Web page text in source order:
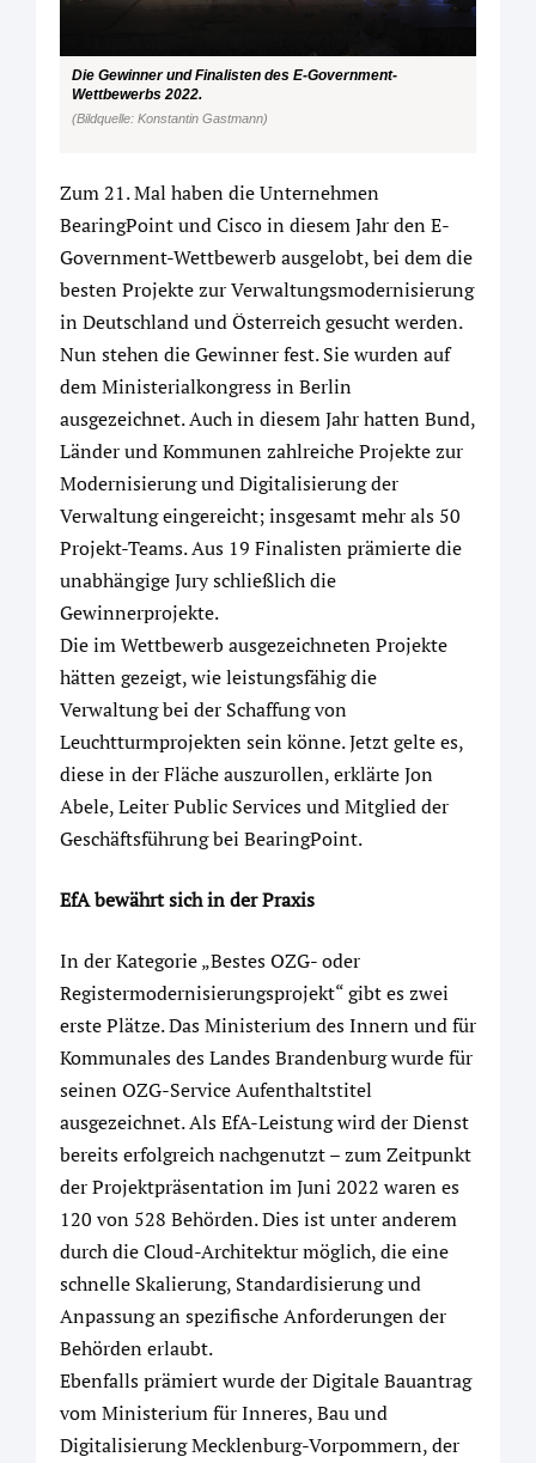
Die Gewinner und Finalisten des E-Government-
Wettbewerbs 2022.
(Bildquelle: Konstantin Gastmann)
Zum 21. Mal haben die Unternehmen
BearingPoint und Cisco in diesem Jahr den E-
Government-Wettbewerb ausgelobt, bei dem die
besten Projekte zur Verwaltungsmodernisierung
in Deutschland und Österreich gesucht werden.
Nun stehen die Gewinner fest. Sie wurden auf
dem Ministerialkongress in Berlin
ausgezeichnet. Auch in diesem Jahr hatten Bund,
Länder und Kommunen zahlreiche Projekte zur
Modernisierung und Digitalisierung der
Verwaltung eingereicht; insgesamt mehr als 50
Projekt-Teams. Aus 19 Finalisten prämierte die
unabhängige Jury schließlich die
Gewinnerprojekte.
Die im Wettbewerb ausgezeichneten Projekte
hätten gezeigt, wie leistungsfähig die
Verwaltung bei der Schaffung von
Leuchtturmprojekten sein könne. Jetzt gelte es,
diese in der Fläche auszurollen, erklärte Jon
Abele, Leiter Public Services und Mitglied der
Geschäftsführung bei BearingPoint.
EfA bewährt sich in der Praxis
In der Kategorie „Bestes OZG- oder
Registermodernisierungsprojekt“ gibt es zwei
erste Plätze. Das Ministerium des Innern und für
Kommunales des Landes Brandenburg wurde für
seinen OZG-Service Aufenthaltstitel
ausgezeichnet. Als EfA-Leistung wird der Dienst
bereits erfolgreich nachgenutzt – zum Zeitpunkt
der Projektpräsentation im Juni 2022 waren es
120 von 528 Behörden. Dies ist unter anderem
durch die Cloud-Architektur möglich, die eine
schnelle Skalierung, Standardisierung und
Anpassung an spezifische Anforderungen der
Behörden erlaubt.
Ebenfalls prämiert wurde der Digitale Bauantrag
vom Ministerium für Inneres, Bau und
Digitalisierung Mecklenburg-Vorpommern, der